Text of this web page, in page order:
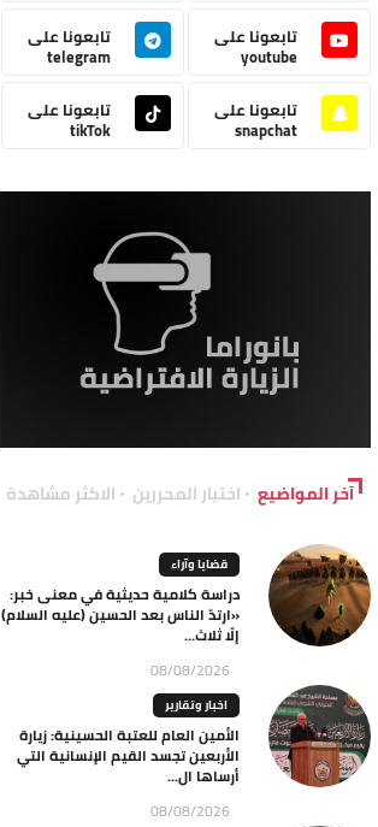
تابعونا على
youtube
تابعونا على
telegram
تابعونا على
snapchat
تابعونا على
tikTok
آخر المواضيع اختيار المحررين الاكثر مشاهدة
قضايا وآراء
دراسة كلامية حديثية في معنى خبر:
«ارتدّ الناس بعد الحسين (عليه السلام)
إلّا ثلاث...
08/08/2026
اخبار وتقارير
الأمين العام للعتبة الحسينية: زيارة
الأربعين تجسد القيم الإنسانية التي
أرساها ال...
08/08/2026